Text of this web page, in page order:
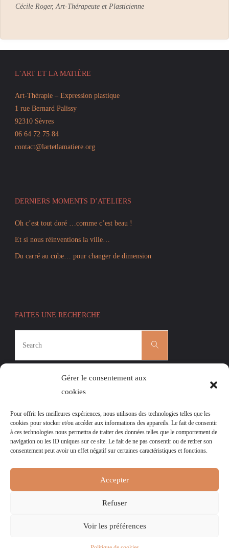
Gérer le consentement aux
cookies
Pour offrir les meilleures expériences, nous utilisons des technologies telles que les
cookies pour stocker et/ou accéder aux informations des appareils. Le fait de consentir
à ces technologies nous permettra de traiter des données telles que le comportement de
navigation ou les ID uniques sur ce site. Le fait de ne pas consentir ou de retirer son
consentement peut avoir un effet négatif sur certaines caractéristiques et fonctions.
Accepter
Refuser
Voir les préférences
Cécile Roger, Art-Thérapeute et Plasticienne
L’ART ET LA MATIÈRE
Art-Thérapie – Expression plastique
1 rue Bernard Palissy
92310 Sèvres
06 64 72 75 84
contact@lartetlamatiere.org
DERNIERS MOMENTS D’ATELIERS
Oh c’est tout doré …comme c’est beau !
Et si nous réinventions la ville…
Du carré au cube… pour changer de dimension
FAITES UNE RECHERCHE
Search
CÉCILE ROGER | L’AGENDA DES ATELIERS
MENTIONS LÉGALES |
POLITIQUE DE COOKIES (UE)
Ce site est la propriété de l’association l’Art et la Matière, tout droit
réservé.
Pour lirenos mentions légales et notre Politique de Confidentialité,
merci de cliquer ici.